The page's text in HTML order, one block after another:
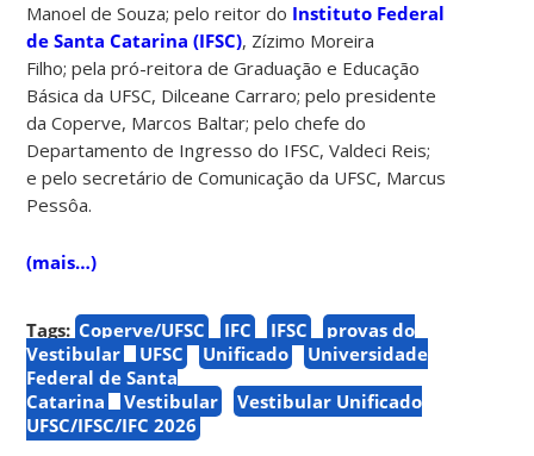
Manoel de Souza; pelo reitor do Instituto Federal
de Santa Catarina (IFSC), Zízimo Moreira
Filho; pela pró-reitora de Graduação e Educação
Básica da UFSC, Dilceane Carraro; pelo presidente
da Coperve, Marcos Baltar; pelo chefe do
Departamento de Ingresso do IFSC, Valdeci Reis;
e pelo secretário de Comunicação da UFSC, Marcus
Pessôa.
(mais…)
Tags: Coperve/UFSC IFC IFSC
provas do
Vestibular
UFSC Unificado
Universidade
Federal de Santa
Catarina
Vestibular
Vestibular Unificado
UFSC/IFSC/IFC 2026